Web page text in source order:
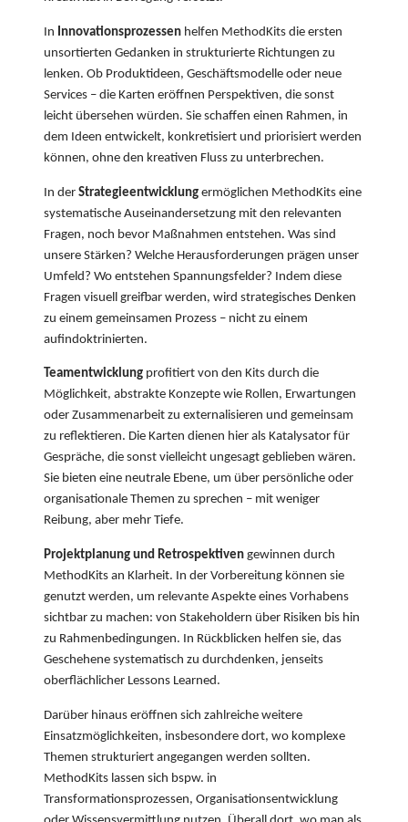
In Innovationsprozessen helfen MethodKits die ersten
unsortierten Gedanken in strukturierte Richtungen zu
lenken. Ob Produktideen, Geschäftsmodelle oder neue
Services – die Karten eröffnen Perspektiven, die sonst
leicht übersehen würden. Sie schaffen einen Rahmen, in
dem Ideen entwickelt, konkretisiert und priorisiert werden
können, ohne den kreativen Fluss zu unterbrechen.
In derStrategieentwicklungermöglichen MethodKits eine
systematische Auseinandersetzung mit den relevanten
Fragen, noch bevor Maßnahmen entstehen. Was sind
unsere Stärken? Welche Herausforderungen prägen unser
Umfeld? Wo entstehen Spannungsfelder? Indem diese
Fragen visuell greifbar werden, wird strategisches Denken
zu einem gemeinsamen Prozess – nicht zu einem
aufindoktrinierten.
Teamentwicklung profitiert von den Kits durch die
Möglichkeit, abstrakte Konzepte wie Rollen, Erwartungen
oder Zusammenarbeit zu externalisieren und gemeinsam
zu reflektieren. Die Karten dienen hier als Katalysator für
Gespräche, die sonst vielleicht ungesagt geblieben wären.
Sie bieten eine neutrale Ebene, um über persönliche oder
organisationale Themen zu sprechen – mit weniger
Reibung, aber mehr Tiefe.
Projektplanung und Retrospektivengewinnen durch
MethodKits an Klarheit. In der Vorbereitung können sie
genutzt werden, um relevante Aspekte eines Vorhabens
sichtbar zu machen: von Stakeholdern über Risiken bis hin
zu Rahmenbedingungen. In Rückblicken helfen sie, das
Geschehene systematisch zu durchdenken, jenseits
oberflächlicher Lessons Learned.
Darüber hinaus eröffnen sich zahlreiche weitere
Einsatzmöglichkeiten, insbesondere dort, wo komplexe
Themen strukturiert angegangen werden sollten.
MethodKits lassen sich bspw. in
Transformationsprozessen, Organisationsentwicklung